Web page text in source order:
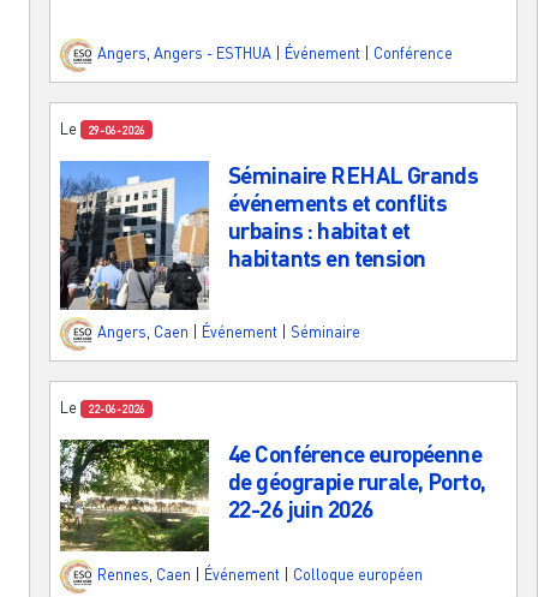
Angers Angers - ESTHUA Événement Conférence
Le 29-06-2026
Séminaire REHAL Grands
événements et conflits
urbains : habitat et
habitants en tension
Angers, Caen Événement Séminaire
Le 22-06-2026
4e Conférence européenne
de géograpie rurale, Porto,
22-26 juin 2026
Rennes Caen Événement Colloque européen